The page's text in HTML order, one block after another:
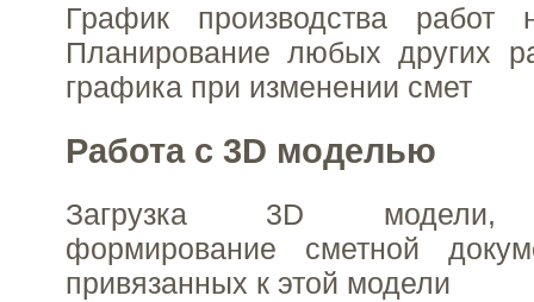
График производства работ
Планирование любых других
графика при изменении смет
Работа с 3D моделью
Загрузка 3D модели,
формирование сметной
привязанных к этой модели